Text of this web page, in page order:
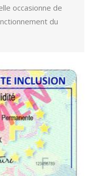
occasionne de
du